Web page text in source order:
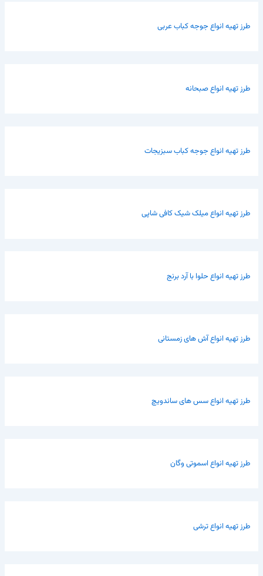
طرز تهیه انواع جوجه کباب عربی
طرز تهیه انواع صبحانه
طرز تهیه انواع جوجه کباب سبزیجات
طرز تهیه انواع میلک شیک کافی شاپی
طرز تهیه انواع حلوا با آرد برنج
طرز تهیه انواع آش های زمستانی
طرز تهیه انواع سس های ساندویچ
طرز تهیه انواع اسموتی وگان
طرز تهیه انواع ترشی